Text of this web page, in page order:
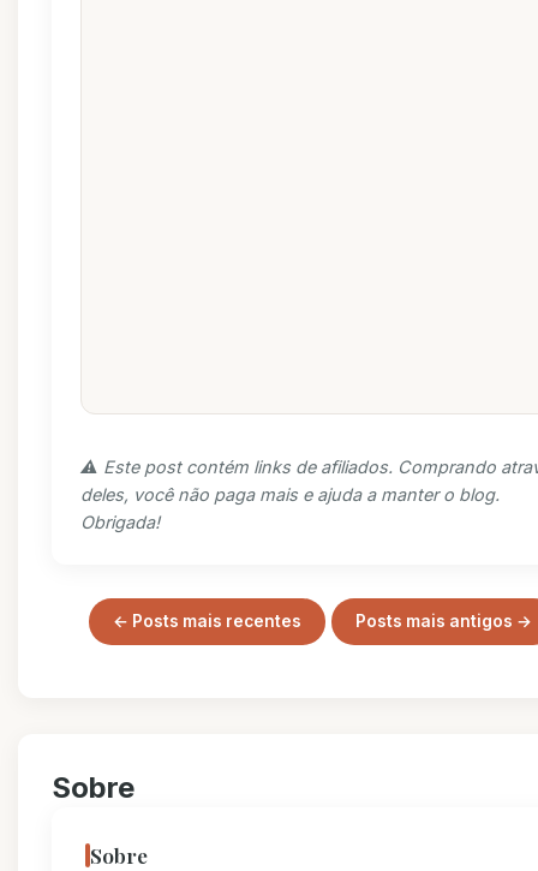
⚠️ Este post contém links de afiliados. Comprando
deles, você não paga mais e ajuda a manter o blog.
Obrigada!
← Posts mais recentes Posts mais antigos →
Sobre
Sobre